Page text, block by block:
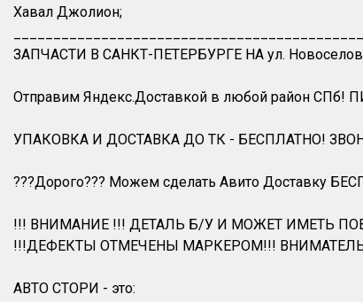
Хавал Джолион;
ЗАПЧАСТИ В САНКТ-ПЕТЕРБУРГЕ НА ул.
Отправим Яндекс.Доставкой в любой район СПб!
УПАКОВКА И ДОСТАВКА ДО ТК - БЕСПЛАТНО!
???Дорого??? Можем сделать Авито Доставку
!!! ВНИМАНИЕ !!! ДЕТАЛЬ Б/У И МОЖЕТ ИМЕТЬ
!!!ДЕФЕКТЫ ОТМЕЧЕНЫ МАРКЕРОМ!!!
АВТО СТОРИ - это: